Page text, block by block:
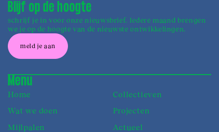
Blijf op de hoogte
schrijf je in voor onze nieuwsbrief. Iedere maand brengen
we je op de hoogte van de nieuwste ontwikkelingen.
meld je aan
Menu
Home
Collectieven
Wat we doen
Projecten
Mijlpalen
Actueel